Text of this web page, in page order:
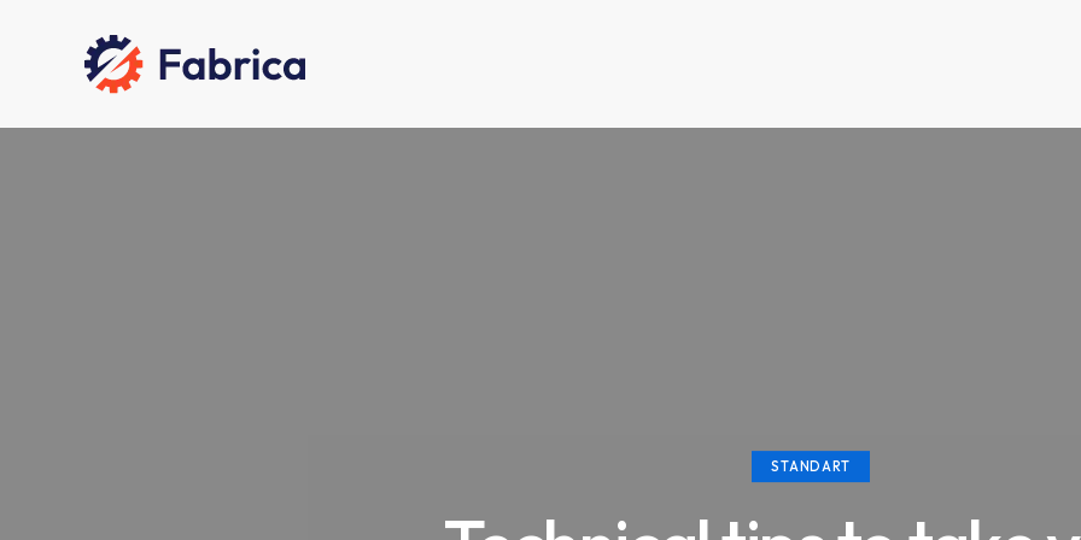
STANDART